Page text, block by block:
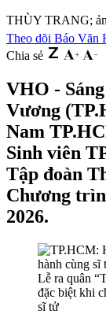
THÙY TRANG;
Theo dõi Báo Văn
Chia sẻ
VHO -
Vương
Nam
Sinh viên
Tập đoàn
Chương
2026.
Lễ ra quân
đặc biệt khi
sĩ tử